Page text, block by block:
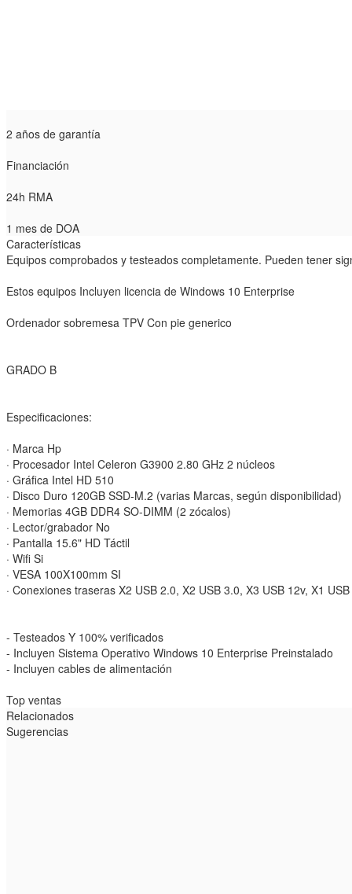
2 años de garantía
Financiación
24h RMA
1 mes de DOA
Características
Equipos comprobados y testeados completamente. Pueden tener
Estos equipos Incluyen licencia de Windows 10 Enterprise
Ordenador sobremesa TPV Con pie generico
GRADO B
Especificaciones:
· Marca Hp
· Procesador Intel Celeron G3900 2.80 GHz 2 núcleos
· Gráfica Intel HD 510
· Disco Duro 120GB SSD-M.2 (varias Marcas, según disponibilidad)
· Memorias 4GB DDR4 SO-DIMM (2 zócalos)
· Lector/grabador No
· Pantalla 15.6" HD Táctil
· Wifi Si
· VESA 100X100mm SI
· Conexiones traseras X2 USB 2.0, X2 USB 3.0, X3 USB 12v, X1
- Testeados Y 100% verificados
- Incluyen Sistema Operativo Windows 10 Enterprise Preinstalado
- Incluyen cables de alimentación
Top ventas
Relacionados
Sugerencias